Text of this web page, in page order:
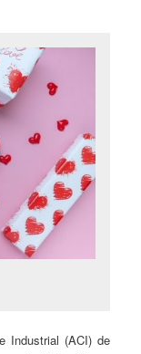
Industrial (ACI) de